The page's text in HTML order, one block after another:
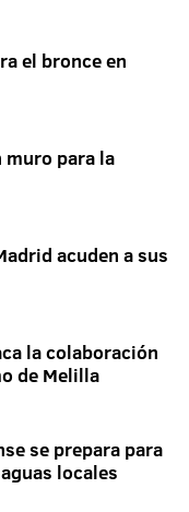
el bronce en
muro para la
acuden a sus
la colaboración
de Melilla
se prepara para
locales